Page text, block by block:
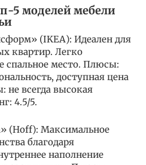
5 моделей мебели
(IKEA): Идеален для
квартир. Легко
спальное место. Плюсы:
доступная цена
не всегда высокая
4.5/5.
(Hoff): Максимальное
благодаря
наполнение